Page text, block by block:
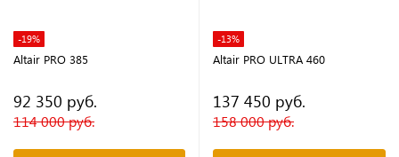
-19%
Altair PRO 385
92 350 руб.
114 000 руб.
-13%
Altair PRO ULTRA 460
137 450 руб.
158 000 руб.